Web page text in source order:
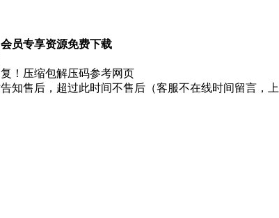
员专享资源免费下载
！压缩包解压码参考网页
知售后，超过此时间不售后（客服不在线时间留言，上